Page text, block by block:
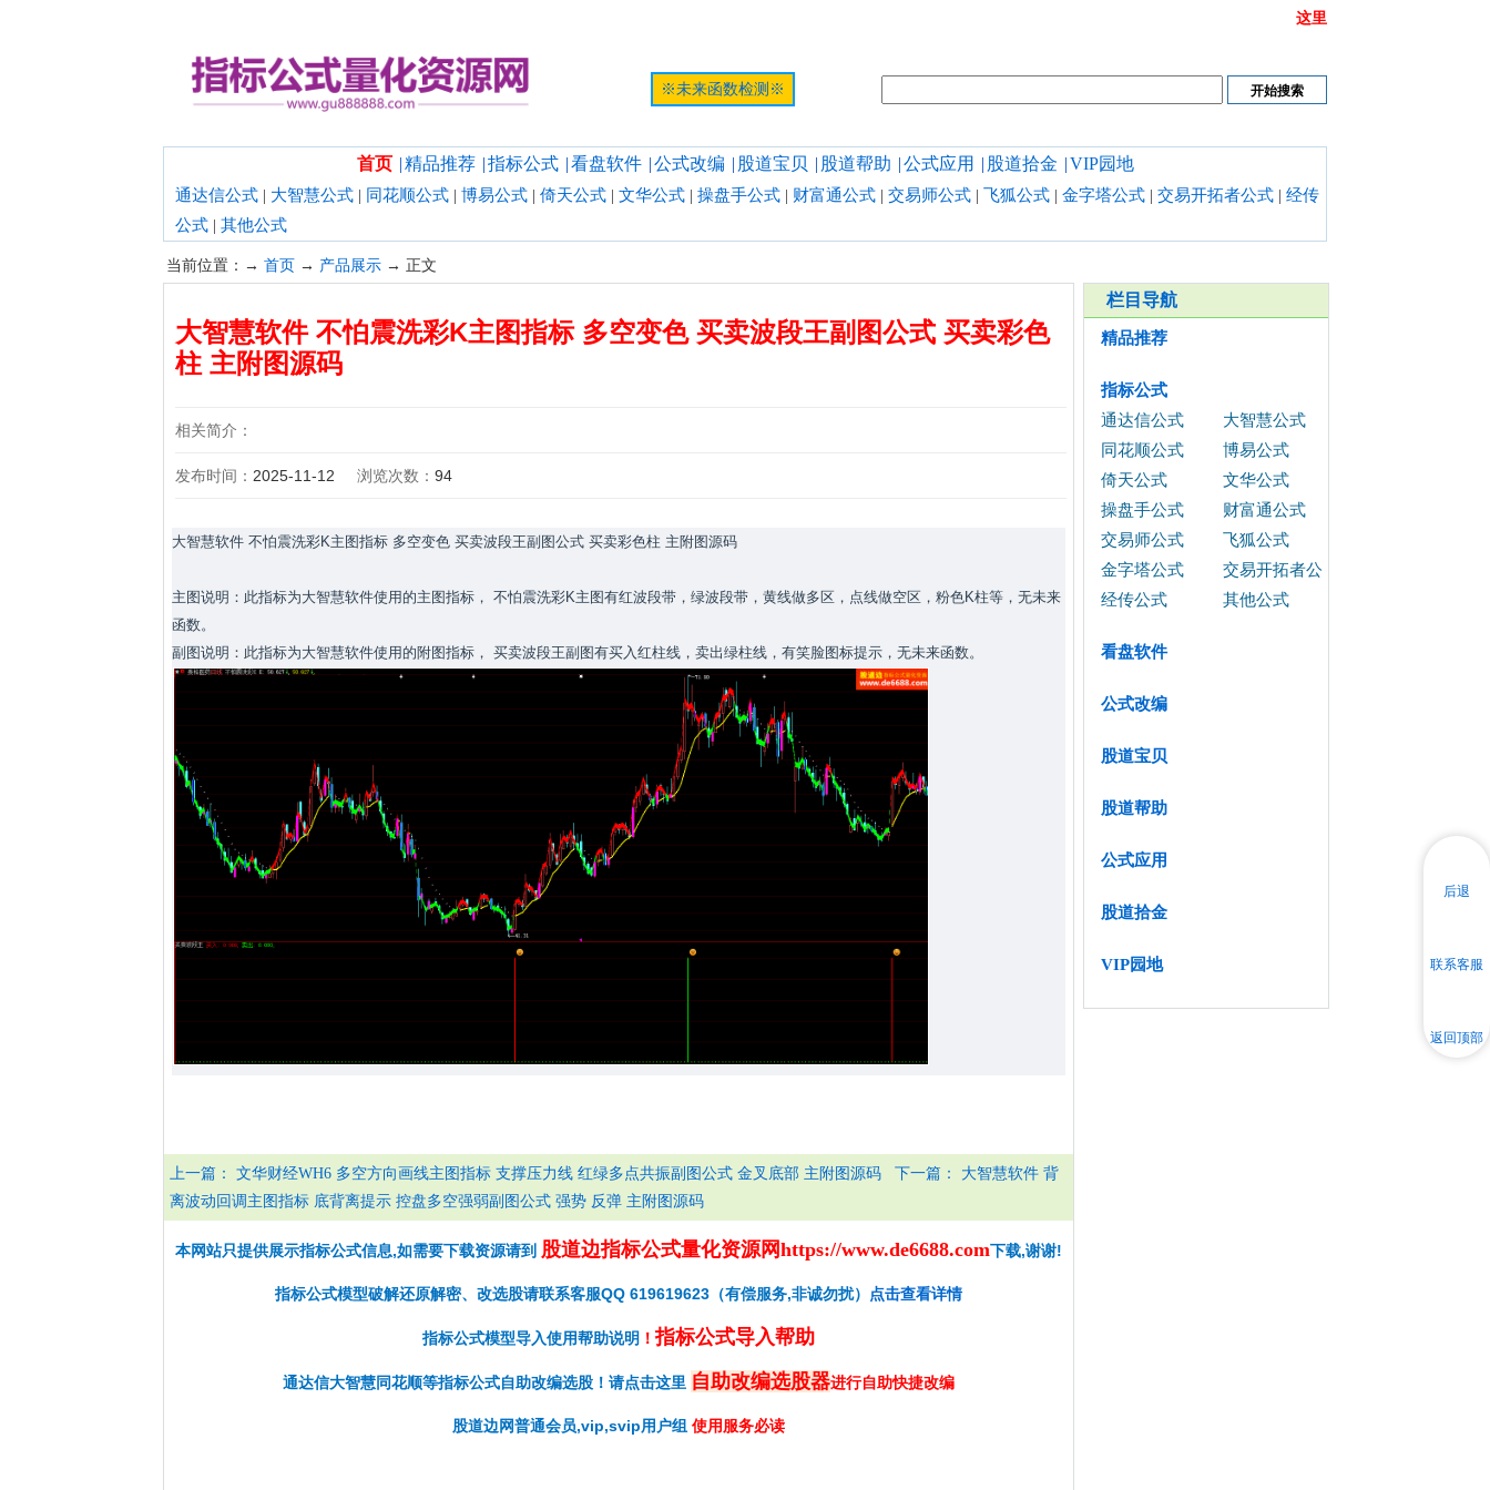
这里
※未来函数检测※
首页 |精品推荐 |指标公式 |看盘软件 |公式改编 | 股道宝贝 | 股道帮助 |公式应用 | 股道拾金 |VIP园地
通达信公式 | 大智慧公式 | 同花顺公式 | 博易公式 | 倚天公式 | 文华公式 | 操盘手公式 | 财富通公式 | 交易师公式 | 飞狐公式 | 金字塔公式 | 交易开拓者公式 | 经传
公式 | 其他公式
当前位置：→ 首页 → 产品展示 → 正文
大智慧软件 不怕震洗彩K主图指标 多空变色 买卖波段王副图公式 买卖彩色
柱 主附图源码
相关简介：
发布时间： 2025-11-12 浏览次数： 94
大智慧软件 不怕震洗彩K主图指标 多空变色 买卖波段王副图公式 买卖彩色柱 主附图源码
主图说明：此指标为大智慧软件使用的主图指标， 不怕震洗彩K主图有红波段带，绿波段带，黄线做多区，点线做空区，粉色K柱等，无未来
函数。
副图说明：此指标为大智慧软件使用的附图指标， 买卖波段王副图有买入红柱线，卖出绿柱线，有笑脸图标提示，无未来函数。
上一篇： 文华财经WH6 多空方向画线主图指标 支撑压力线 红绿多点共振副图公式 金叉底部 主附图源码 下一篇： 大智慧软件 背
离波动回调主图指标 底背离提示 控盘多空强弱副图公式 强势 反弹 主附图源码
本网站只提供展示指标公式信息,如需要下载资源请到 股道边指标公式量化资源网https://www.de6688.com下载,谢谢!
指标公式模型破解还原解密、改选股请联系客服QQ 619619623（有偿服务,非诚勿扰） 点击查看详情
指标公式模型导入使用帮助说明 ！指标公式导入帮助
通达信大智慧同花顺等指标公式自助改编选股！请点击这里 自助改编选股器进行自助快捷改编
股道边网普通会员,vip,svip用户组 使用服务必读
栏目导航
精品推荐
指标公式
通达信公式
大智慧公式
同花顺公式
博易公式
倚天公式
文华公式
操盘手公式
财富通公式
交易师公式
飞狐公式
金字塔公式
交易开拓者公
式
经传公式 其他公式
看盘软件
公式改编
股道宝贝
股道帮助
公式应用
股道拾金
VIP园地
后退
联系客服
返回顶部